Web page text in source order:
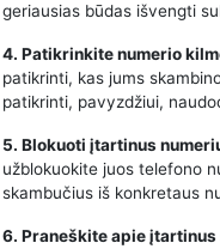
geriausias būdas išvengti
4. Patikrinkite numerio
patikrinti, kas jums
patikrinti, pavyzdžiui,
5. Blokuoti įtartinus
užblokuokite juos telefono
skambučius iš konkretaus
6. Praneškite apie